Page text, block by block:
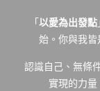
「以愛為出發點
始。你與我皆
認識自己、無條
實現的力量